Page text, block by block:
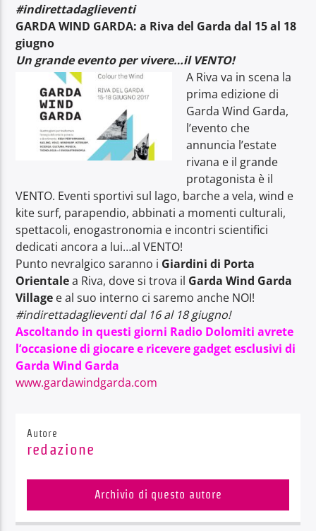
Radio Dolomiti
#indirettadaglieventi
GARDA WIND GARDA: a Riva del Garda dal 15 al 18
giugno
Un grande evento per vivere…il VENTO!
A Riva va in scena la
prima edizione di
Garda Wind Garda,
l’evento che
annuncia l’estate
rivana e il grande
protagonista è il
VENTO. Eventi sportivi sul lago, barche a vela, wind e
kite surf, parapendio, abbinati a momenti culturali,
spettacoli, enogastronomia e incontri scientifici
dedicati ancora a lui…al VENTO!
Punto nevralgico saranno i Giardini di Porta
Orientalea Riva, dove si trova il Garda Wind Garda
Village e al suo interno ci saremo anche NOI!
#indirettadaglieventi dal 16 al 18 giugno!
Ascoltando in questi giorni Radio Dolomiti avrete
l’occasione di giocare e ricevere gadget esclusivi di
Garda Wind Garda
www.gardawindgarda.com
Autore
redazione
Archivio di questo autore